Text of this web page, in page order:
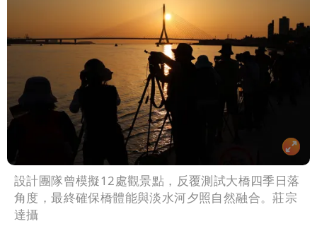
設計團隊曾模擬12處觀景點，反覆測試大橋四季日落
角度，最終確保橋體能與淡水河夕照自然融合。莊宗
達攝